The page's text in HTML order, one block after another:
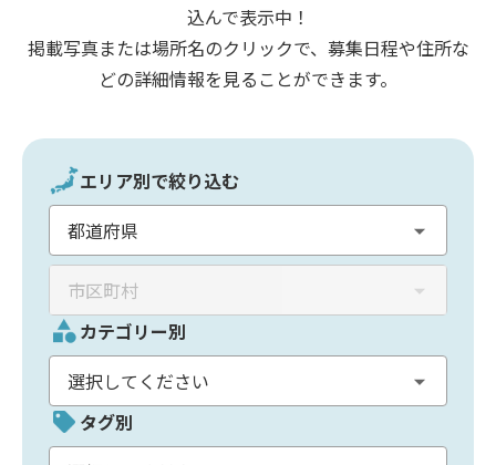
込んで表示中！
掲載写真または場所名のクリックで、募集日程や住所な
どの詳細情報を見ることができます。
エリア別で絞り込む
カテゴリー別
タグ別